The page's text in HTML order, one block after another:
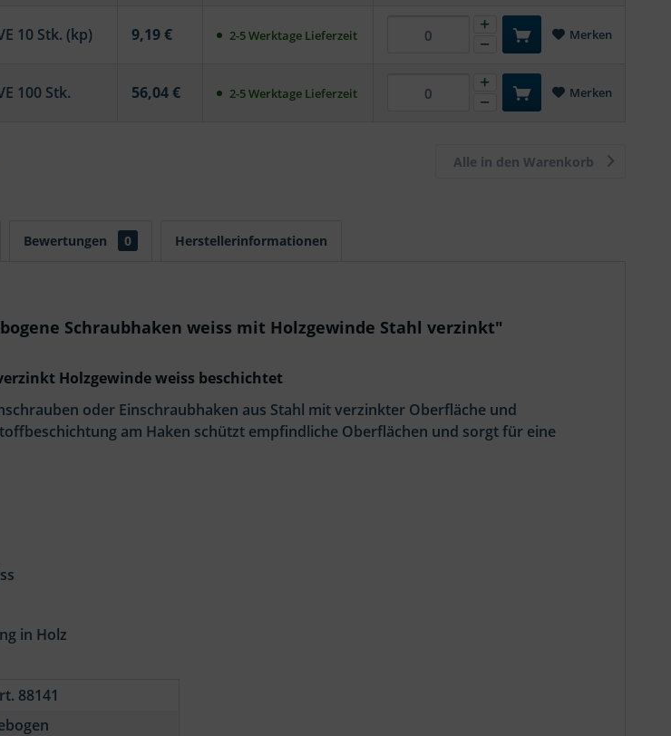
10 Stk. (kp) 9,19 € 2-5 Werktage Lieferzeit Merken
100 Stk. 56,04 € 2-5 Werktage Lieferzeit Merken
Alle in den Warenkorb
Bewertungen 0 Herstellerinformationen
Schraubhaken weiss mit Holzgewinde Stahl verzinkt"
Holzgewinde weiss beschichtet
oder Einschraubhaken aus Stahl mit verzinkter Oberfläche und
am Haken schützt empfindliche Oberflächen und sorgt für eine
in Holz
88141